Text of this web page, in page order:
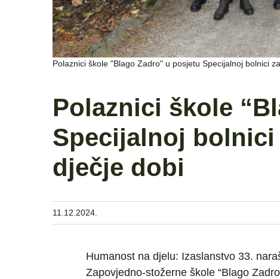
Polaznici škole "Blago Zadro" u posjetu Specijalnoj bolnici
Polaznici škole
Specijalnoj
dječje dobi
11.12.2024.
Humanost na djelu: Izaslanstvo 33.
Zapovjedno-stožerne škole “Blago